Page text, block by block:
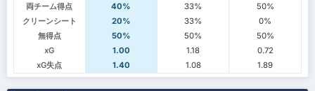
両チーム得点
40% 33%
50%
クリーンシート
20% 33%
0%
無得点
50% 50%
50%
xG
1.00 1.18
0.72
xG失点
1.40 1.08 1.89